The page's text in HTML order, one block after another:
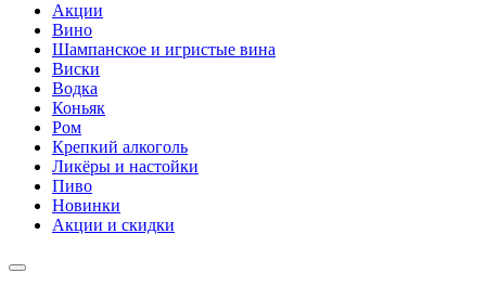
Акции
Вино
Шампанское и игристые вина
Виски
Водка
Коньяк
Ром
Крепкий алкоголь
Ликёры и настойки
Пиво
Новинки
Акции и скидки